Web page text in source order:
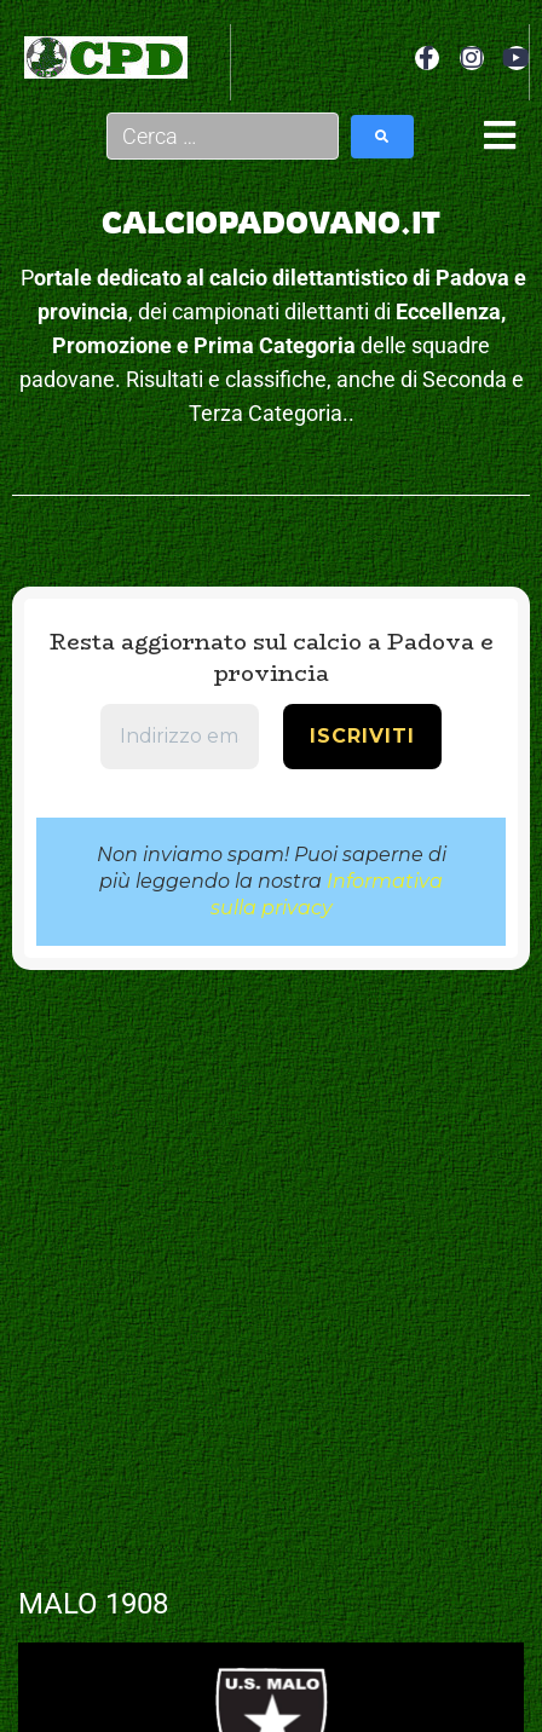
CALCIOPADOVANO.IT
Portale dedicato al calcio dilettantistico di Padova e
provincia, dei campionati dilettanti diEccellenza,
Promozione e Prima Categoriadelle squadre
padovane. Risultati e classifiche, anche di Seconda e
Terza Categoria..
Resta aggiornato sul calcio a Padova e
provincia
Non inviamo spam! Puoi saperne di
più leggendo la nostra Informativa
sulla privacy
MALO 1908